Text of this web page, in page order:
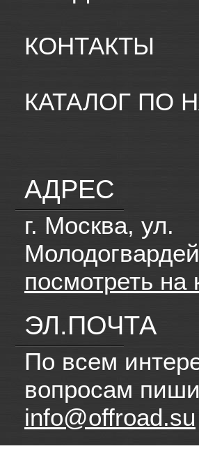
КОНТАКТЫ
КАТАЛОГ ПО
АДРЕС
г. Москва, ул.
посмотреть на
ЭЛ.ПОЧТА
По всем
вопросам
info@offroad.su